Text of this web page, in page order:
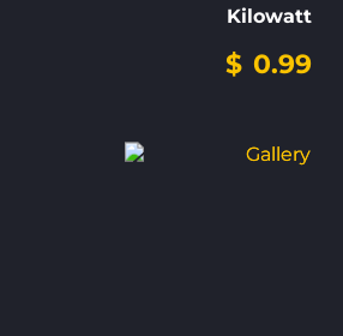
Kilowatt
$ 0.99